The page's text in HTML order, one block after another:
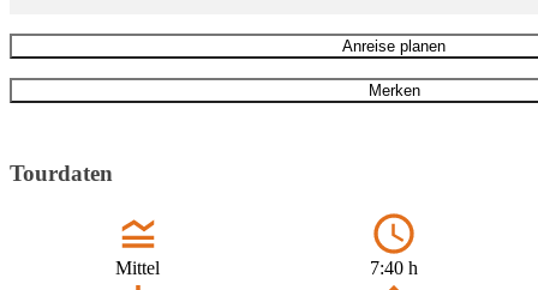
Tourdaten
Mittel 7:40 h
Anreise planen
Merken